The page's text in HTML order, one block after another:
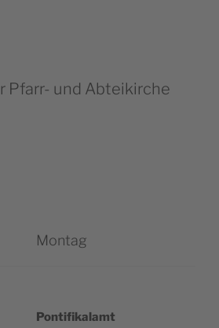
Pfarr- und Abteikirche
Montag
Pon­ti­fi­ka­lamt